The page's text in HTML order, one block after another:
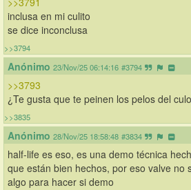
inclusa en mi culito
se dice inconclusa
>>3794
Anónimo 23/Nov/25 06:14:16 #3794
>>3793
¿Te gusta que te peinen los pelos del
>>3835
Anónimo 28/Nov/25 18:58:48 #3834
half-life es eso, es una demo técnica
que están bien hechos, por eso valve no
algo para hacer si demo